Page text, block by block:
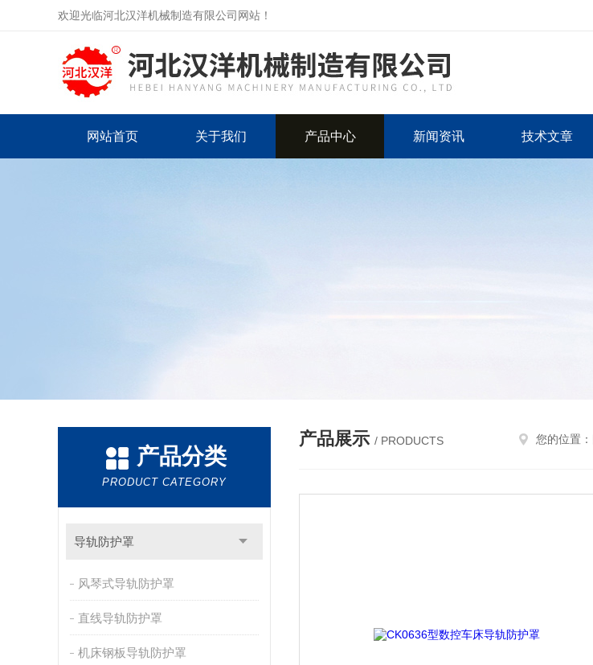
欢迎光临河北汉洋机械制造有限公司网站！
网站首页 关于我们 产品中心 新闻资讯 技术文章
产品分类
PRODUCT CATEGORY
导轨防护罩
风琴式导轨防护罩
直线导轨防护罩
机床钢板导轨防护罩
产品展示 / PRODUCTS 您的位置：